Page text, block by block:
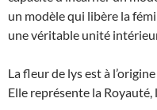
un modèle qui libère la
une véritable unité
La fleur de lys est à
Elle représente la